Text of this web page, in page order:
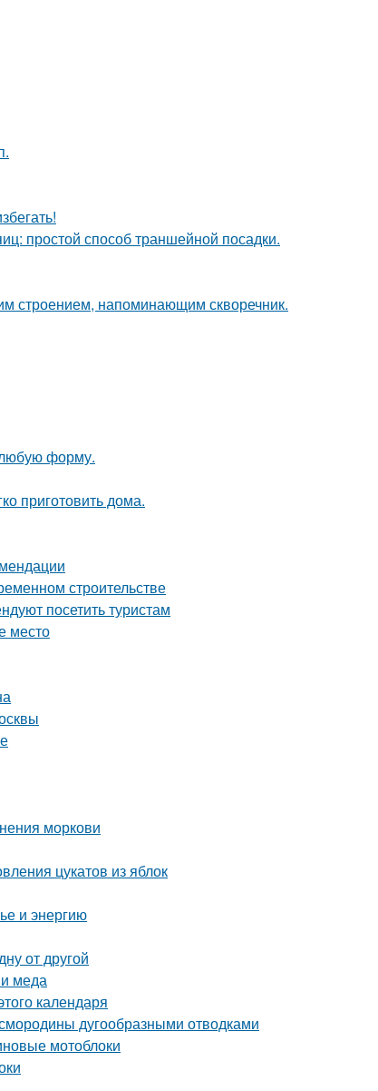
простой способ траншейной посадки.
строением, напоминающим скворечник.
форму.
приготовить дома.
строительстве
посетить туристам
место
моркови
цукатов из яблок
и энергию
от другой
меда
календаря
дугообразными отводками
мотоблоки